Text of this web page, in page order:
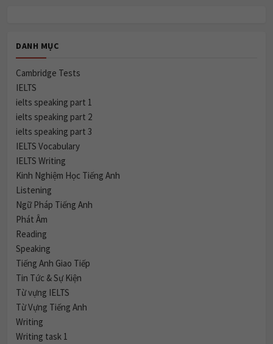
DANH MỤC
Cambridge Tests
IELTS
ielts speaking part 1
ielts speaking part 2
ielts speaking part 3
IELTS Vocabulary
IELTS Writing
Kinh Nghiệm Học Tiếng Anh
Listening
Ngữ Pháp Tiếng Anh
Phát Âm
Reading
Speaking
Tiếng Anh Giao Tiếp
Tin Tức & Sự Kiện
Từ vựng IELTS
Từ Vựng Tiếng Anh
Writing
Writing task 1